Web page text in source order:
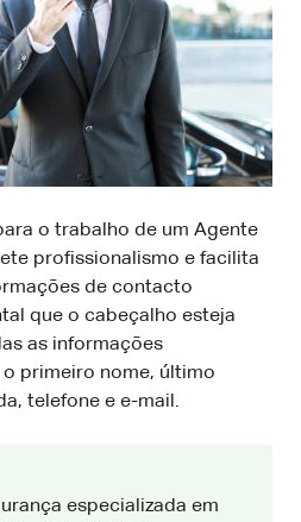
o trabalho de um Agente
profissionalismo e facilita
de contacto
que o cabeçalho esteja
as informações
primeiro nome, último
telefone e e-mail.
especializada em